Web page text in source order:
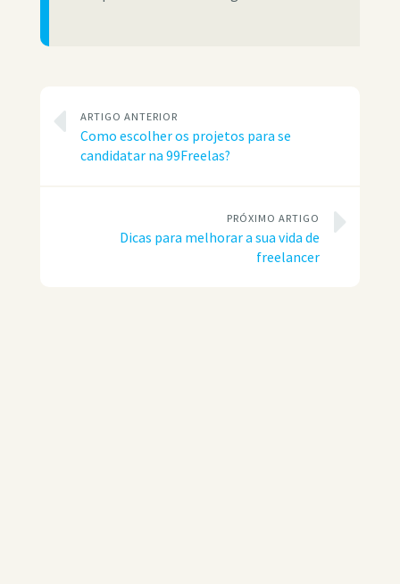
ARTIGO ANTERIOR
Como escolher os projetos para se
candidatar na 99Freelas?
PRÓXIMO ARTIGO
Dicas para melhorar a sua vida de
freelancer